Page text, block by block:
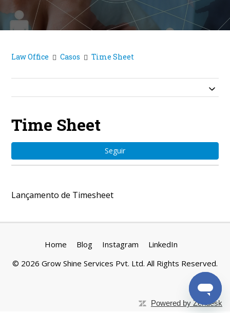
Law Office Casos Time Sheet
Time Sheet
Seguir
Lançamento de Timesheet
Home Blog Instagram
LinkedIn
© 2026 Grow Shine Services Pvt. Ltd. All Rights Reserved.
Powered by Zendesk